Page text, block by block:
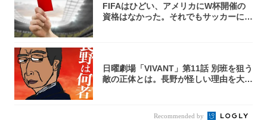
FIFAはひどい、アメリカにW杯開催の
資格はなかった。それでもサッカーには
日曜劇場「VIVANT」第11話 別班を狙う
敵の正体とは。長野が怪しい理由を大
Recommended by